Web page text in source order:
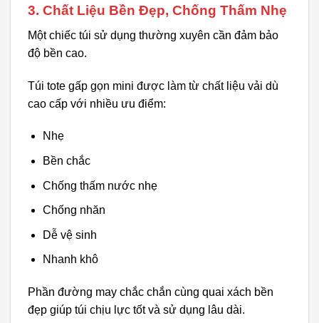
3. Chất Liệu Bền Đẹp, Chống Thấm Nhẹ
Một chiếc túi sử dụng thường xuyên cần đảm bảo
độ bền cao.
Túi tote gấp gọn mini được làm từ chất liệu vải dù
cao cấp với nhiều ưu điểm:
Nhẹ
Bền chắc
Chống thấm nước nhẹ
Chống nhăn
Dễ vệ sinh
Nhanh khô
Phần đường may chắc chắn cùng quai xách bền
đẹp giúp túi chịu lực tốt và sử dụng lâu dài.